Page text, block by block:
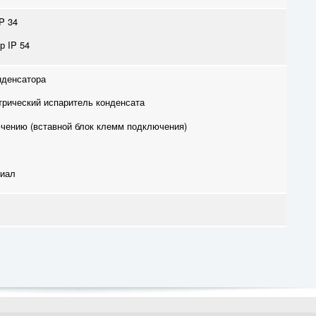
34
IP 54
испаритель конденсата
(вставной блок клемм подключения)